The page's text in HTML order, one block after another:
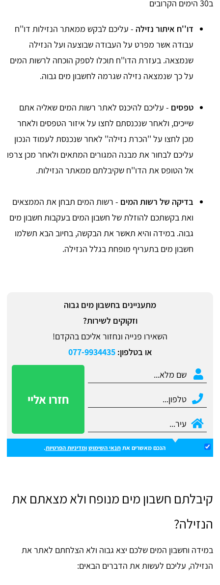
ב30 הימים הקרובים
דו''ח איתור נזילה - עליכם לבקש ממאתר הנזילות דו''ח
עבודה אשר מפרט על העבודה שבוצעה ועל הנזילה
שנמצאה. בעזרת הדו''ח תוכלו לספק הוכחה לרשות המים
על כך שנמצאה נזילה שגרמה לחשבון מים גבוה.
טפסים - עליכם להיכנס לאתר רשות המים שאליה אתם
שייכים, ולאחר שנכנסתם לחצו על איזור הטפסים ולאחר
מכן לחצו על ''הכרת נזילה'' לאחר שנכנסת לעמוד הנכון
עליכם לבחור את מבנה המגורים המתאים ולאחר מכן צרפו
אל הטופס את הדו''ח שקיבלתם ממאתר הנזילות.
בדיקה של רשות המים - רשות המים תבחן את הממצאים
ואת בקשתכם להוזלת של חשבון המים בעקבות חשבון מים
גבוה. במידה והיא תאשר את הבקשה, בחיוב הבא תשלמו
חשבון מים בתעריף מופחת בגלל הנזילה.
מתעניינים בחשבון מים גבוה
וזקוקים לשירות?
השאירו פנייה ונחזור אליכם בהקדם!
או בטלפון:077-9934435
הנכם מאשרים אתתנאי השימוש ומדיניות הפרטיות.
קיבלתם חשבון מים מנופח ולא מצאתם את
הנזילה?
במידה וחשבון המים שלכם יצא גבוה ולא הצלחתם לאתר את
הנזילה, עליכם לעשות את הדברים הבאים: